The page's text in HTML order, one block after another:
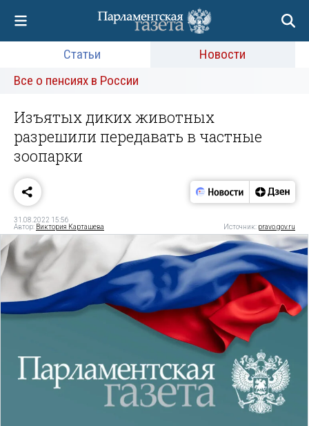
Статьи
Новости
Все о пенсиях в России
Изъятых диких животных
разрешили передавать в частные
зоопарки
31.08.2022 15:56
Автор: Виктория Карташева Источник: pravo.gov.ru